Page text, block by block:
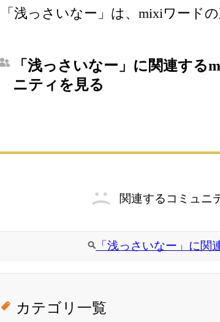
「浅っさいなー」は、mixiワード
「浅っさいなー」に関連する
ニティを見る
関連するコミュニ
「浅っさいなー」に
カテゴリ一覧